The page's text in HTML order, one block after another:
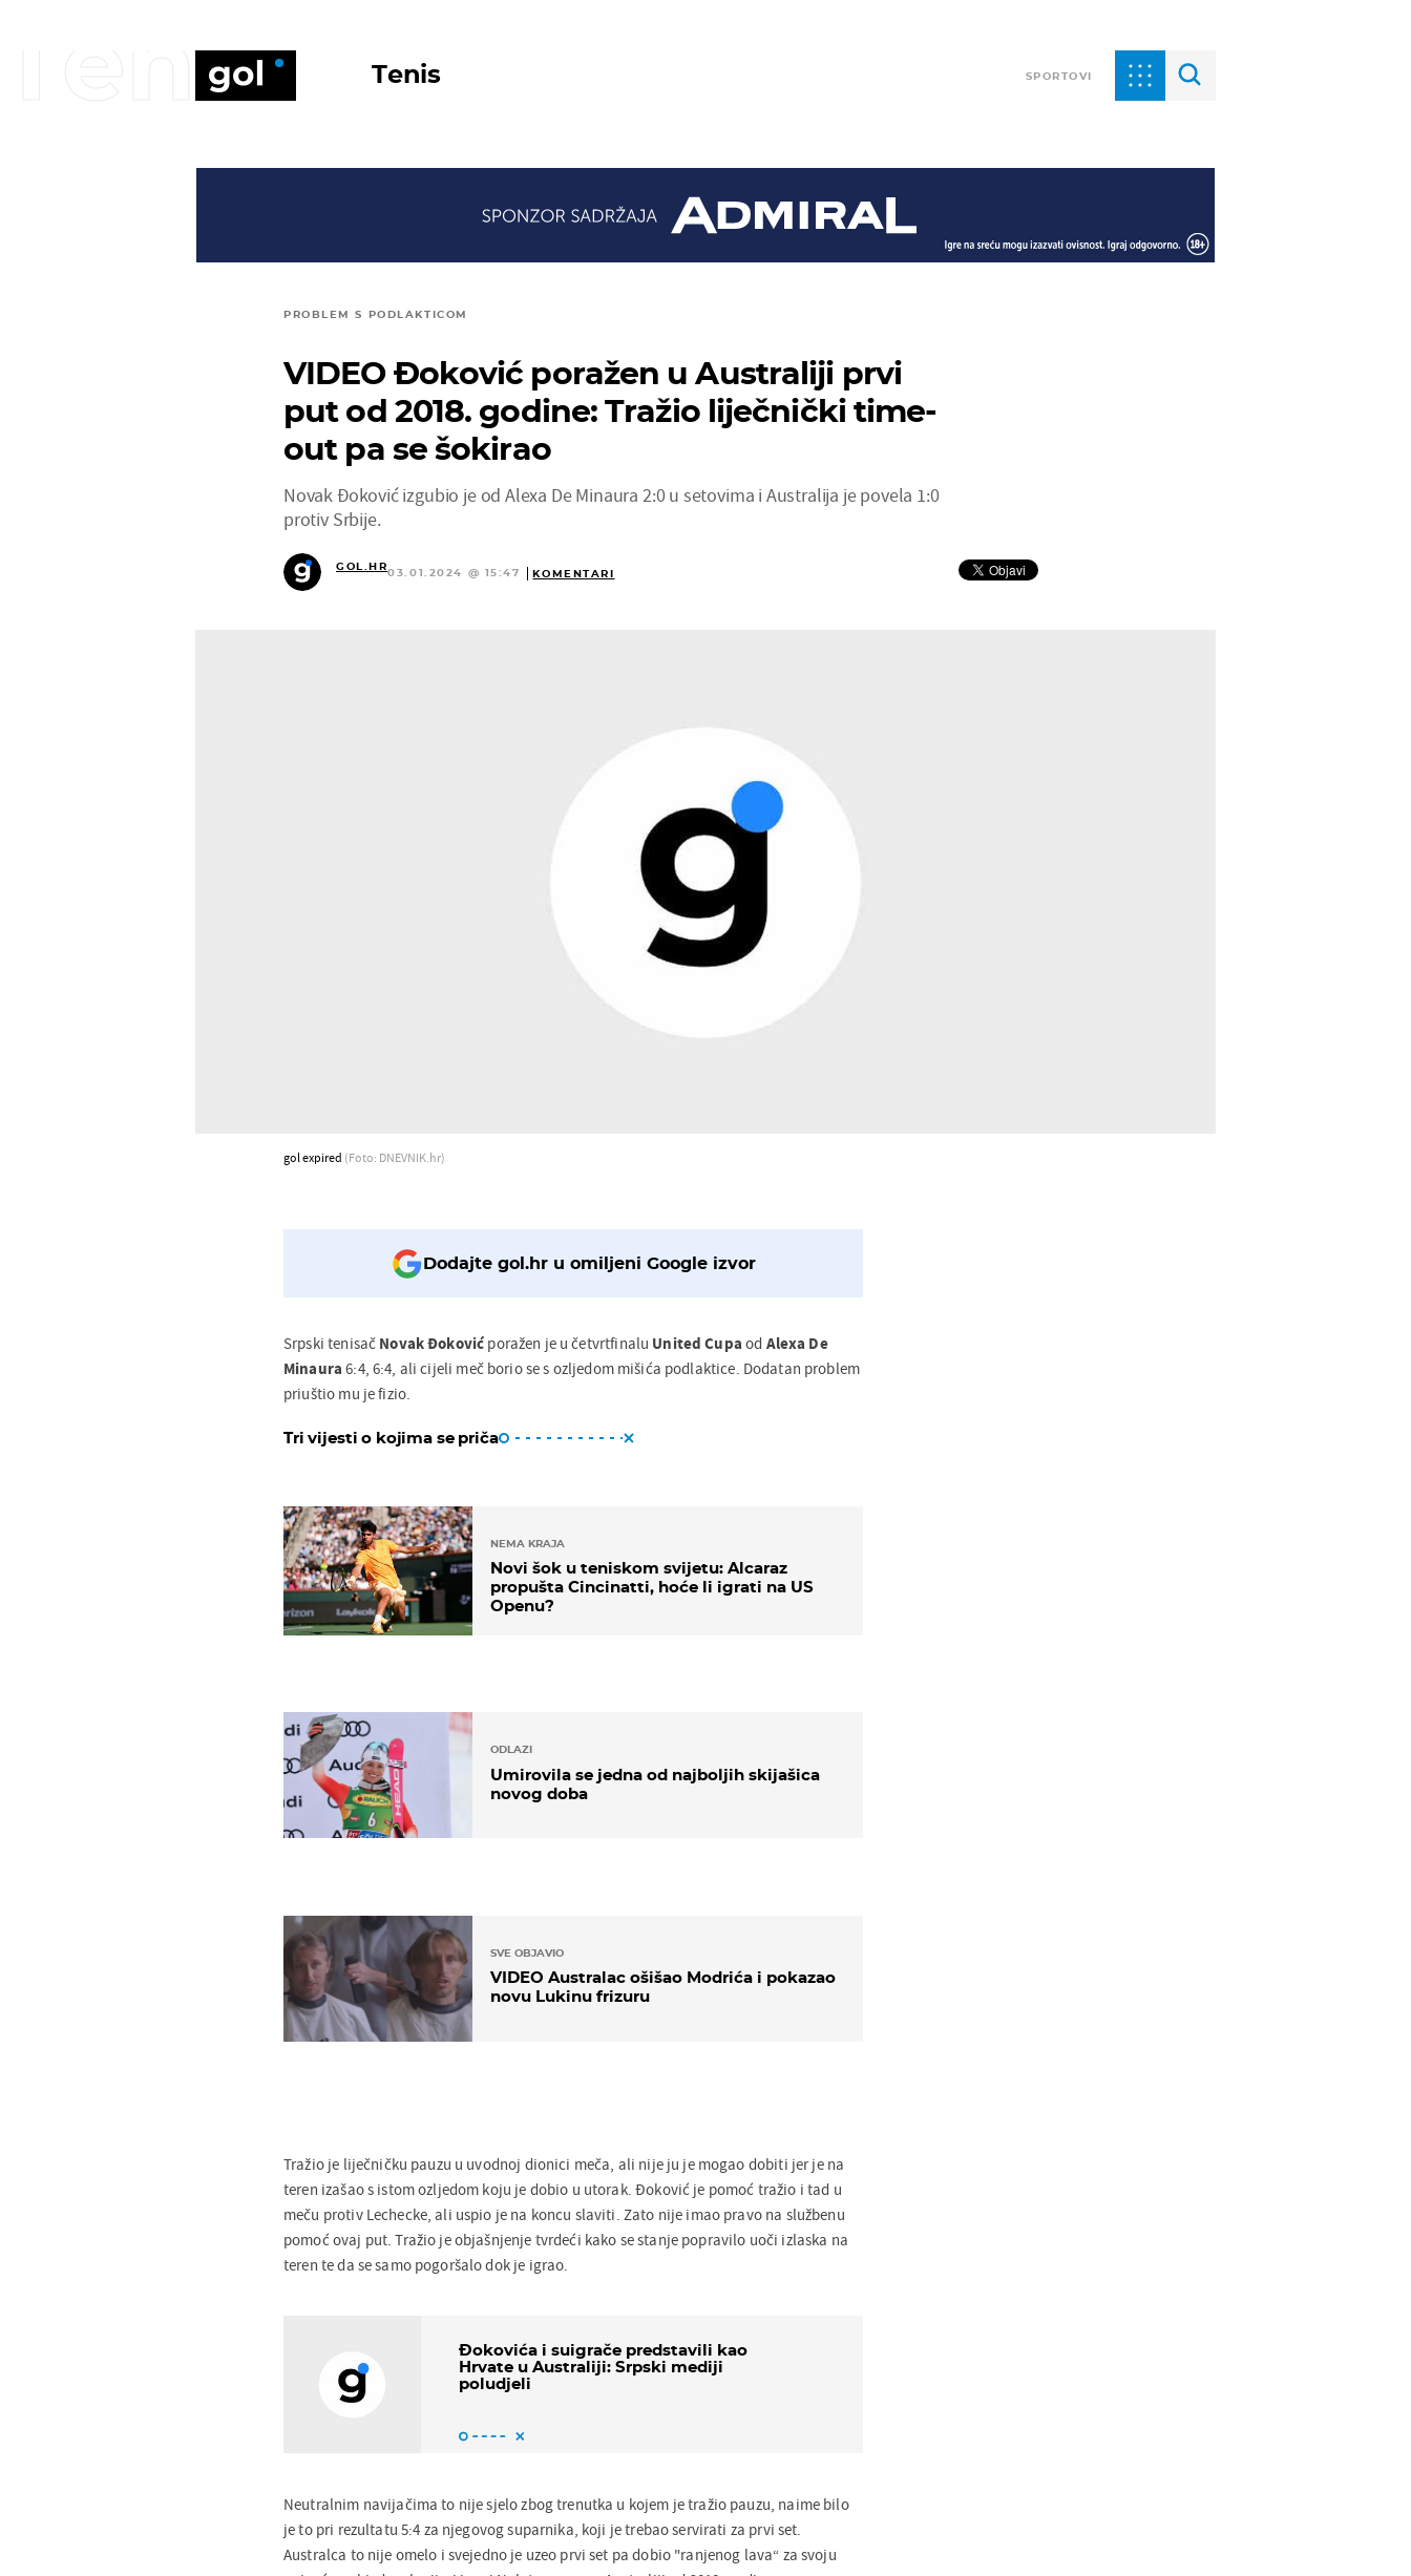
Tenis SPORTOVI
Tenis
PROBLEM S PODLAKTICOM
VIDEO Đoković poražen u Australiji prvi
put od 2018. godine: Tražio liječnički time-
out pa se šokirao
Novak Đoković izgubio je od Alexa De Minaura 2:0 u setovima i Australija je povela 1:0
protiv Srbije.
GOL.HR
03.01.2024 @ 15:47 KOMENTARI
gol expired (Foto: DNEVNIK.hr)
Dodajte gol.hr u omiljeni Google izvor
Srpski tenisač Novak Đoković poražen je u četvrtfinalu United Cupa od Alexa De
Minaura 6:4, 6:4, ali cijeli meč borio se s ozljedom mišića podlaktice. Dodatan problem
priuštio mu je fizio.
Tri vijesti o kojima se priča
NEMA KRAJA
Novi šok u teniskom svijetu: Alcaraz
propušta Cincinatti, hoće li igrati na US
Openu?
ODLAZI
Umirovila se jedna od najboljih skijašica
novog doba
SVE OBJAVIO
VIDEO Australac ošišao Modrića i pokazao
novu Lukinu frizuru
Tražio je liječničku pauzu u uvodnoj dionici meča, ali nije ju je mogao dobiti jer je na
teren izašao s istom ozljedom koju je dobio u utorak. Đoković je pomoć tražio i tad u
meču protiv Lechecke, ali uspio je na koncu slaviti. Zato nije imao pravo na službenu
pomoć ovaj put. Tražio je objašnjenje tvrdeći kako se stanje popravilo uoči izlaska na
teren te da se samo pogoršalo dok je igrao.
Đokovića i suigrače predstavili kao
Hrvate u Australiji: Srpski mediji
poludjeli
Neutralnim navijačima to nije sjelo zbog trenutka u kojem je tražio pauzu, naime bilo
je to pri rezultatu 5:4 za njegovog suparnika, koji je trebao servirati za prvi set.
Australca to nije omelo i svejedno je uzeo prvi set pa dobio "ranjenog lava“ za svoju